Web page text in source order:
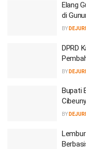
Elang
di
BY
DPRD
BY
Bupati
BY